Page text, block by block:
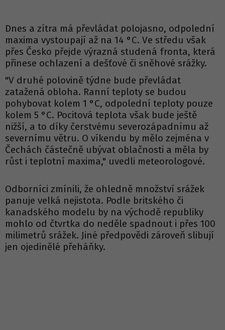
Dnes a zítra má převládat polojasno, odpolední
maxima vystoupají až na 14 °C. Ve středu však
přes Česko přejde výrazná studená fronta, která
přinese ochlazení a dešťové či sněhové srážky.
"V druhé polovině týdne bude převládat
zatažená obloha. Ranní teploty se budou
pohybovat kolem 1 °C, odpolední teploty pouze
kolem 5 °C. Pocitová teplota však bude ještě
nižší, a to díky čerstvému severozápadnímu až
severnímu větru. O víkendu by mělo zejména v
Čechách částečně ubývat oblačnosti a měla by
růst i teplotní maxima," uvedli meteorologové.
Odborníci zmínili, že ohledně množství srážek
panuje velká nejistota. Podle britského či
kanadského modelu by na východě republiky
mohlo od čtvrtka do neděle spadnout i přes 100
milimetrů srážek. Jiné předpovědi zároveň slibují
jen ojedinělé přeháňky.